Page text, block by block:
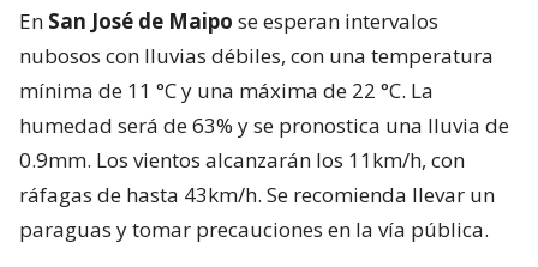
En San José de Maipo se esperan intervalos
nubosos con lluvias débiles, con una temperatura
mínima de 11 °C y una máxima de 22 °C. La
humedad será de 63% y se pronostica una lluvia de
0.9mm. Los vientos alcanzarán los 11km/h, con
ráfagas de hasta 43km/h. Se recomienda llevar un
paraguas y tomar precauciones en la vía pública.